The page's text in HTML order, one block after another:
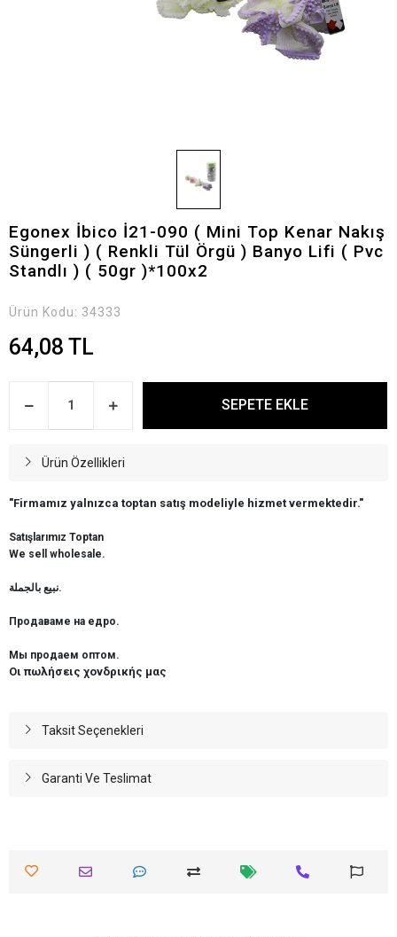
Egonex İbico İ21-090 ( Mini Top Kenar Nakış
Süngerli ) ( Renkli Tül Örgü ) Banyo Lifi ( Pvc
Standlı ) ( 50gr )*100x2
Ürün Kodu: 34333
64,08 TL
SEPETE EKLE
Ürün Özellikleri
"Firmamız yalnızca toptan satış modeliyle hizmet vermektedir."
Satışlarımız Toptan
We sell wholesale.
نبيع بالجملة.
Продаваме на едро.
Мы продаем оптом.
Οι πωλήσεις χονδρικής μας
Taksit Seçenekleri
Garanti Ve Teslimat